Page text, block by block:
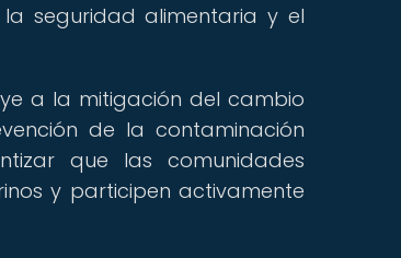
seguridad alimentaria y el
a la mitigación del cambio
de la contaminación
que las comunidades
y participen activamente